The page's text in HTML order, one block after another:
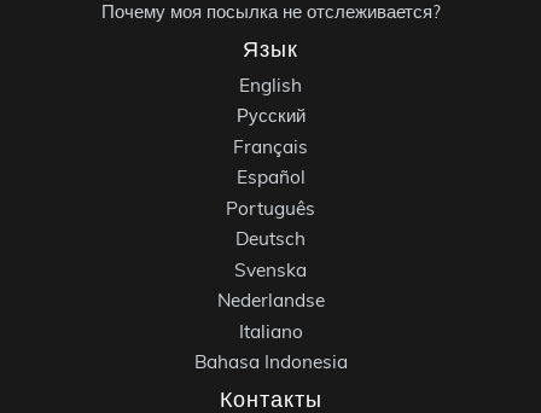
Почему моя посылка не отслеживается?
Язык
English
Русский
Français
Español
Português
Deutsch
Svenska
Nederlandse
Italiano
Bahasa Indonesia
Контакты